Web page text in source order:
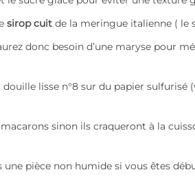
sirop cuit de la meringue italienne ( le
donc besoin d’une maryse pour
douille lisse n°8 sur du papier
sinon ils craqueront à la
pièce non humide si vous êtes